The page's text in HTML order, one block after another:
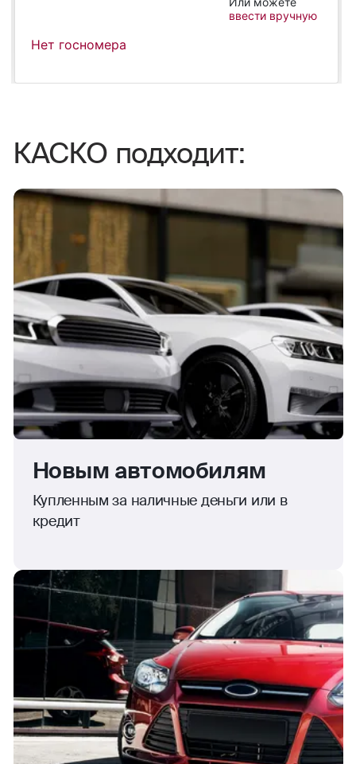
КАСКО подходит:
Новым автомобилям
Купленным за наличные деньги или в
кредит